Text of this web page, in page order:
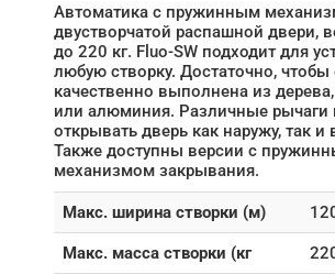
Автоматика с пружинным
двустворчатой распашной двери,
до 220 кг. Fluo-SW подходит для
любую створку. Достаточно,
качественно выполнена из
или алюминия. Различные рычаги
открывать дверь как наружу, так и
Также доступны версии с
механизмом закрывания.
Макс. ширина створки (м)
Макс. масса створки (кг